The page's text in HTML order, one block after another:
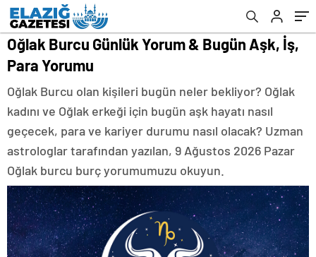
Oğlak Burcu Günlük Yorum & Bugün Aşk, İş,
Para Yorumu
Oğlak Burcu olan kişileri bugün neler bekliyor? Oğlak
kadını ve Oğlak erkeği için bugün aşk hayatı nasıl
geçecek, para ve kariyer durumu nasıl olacak? Uzman
astrologlar tarafından yazılan, 9 Ağustos 2026 Pazar
Oğlak burcu burç yorumumuzu okuyun.